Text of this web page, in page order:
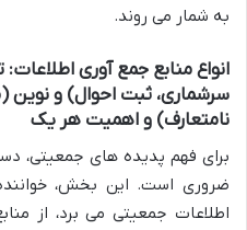
به شمار می روند.
انواع منابع جمع آوری
سرشماری، ثبت احوال) و نوین
نامتعارف) و اهمیت هر یک
برای فهم پدیده های جمعیتی،
ضروری است. این بخش،
اطلاعات جمعیتی می برد، از